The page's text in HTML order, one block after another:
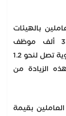
بالهيئات
العامة الاقتصادية وعددهم نحو 336.4 ألف موظف
يستفيدون من هذه الزيادة أيضًا بتكلفة سنوية تصل لنحو 1.2
الزيادة من
بقيمة